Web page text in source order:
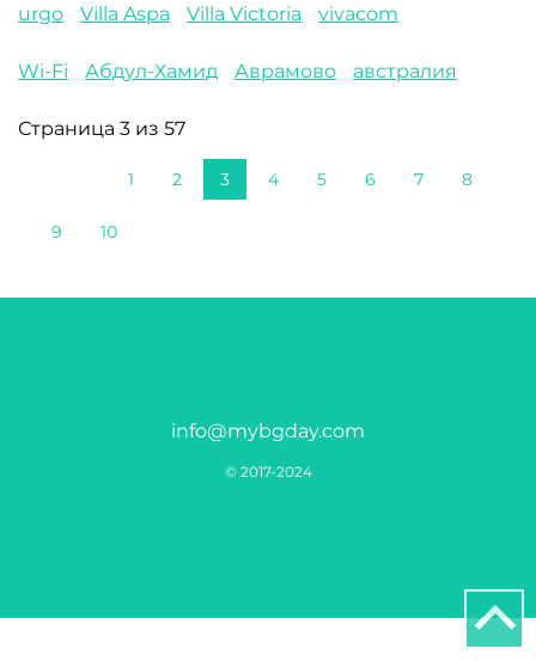
urgo Villa Aspa Villa Victoria vivacom
Wi-Fi Абдул-Хамид Аврамово австралия
Страница 3 из 57
1 2 3 4 5 6 7 8
9 10
info@mybgday.com
© 2017-2024